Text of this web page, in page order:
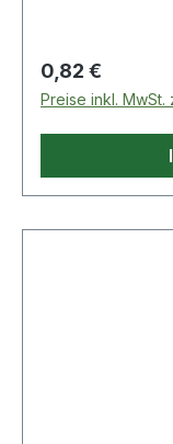
Regulärer Preis:
0,82 €
Preise inkl.